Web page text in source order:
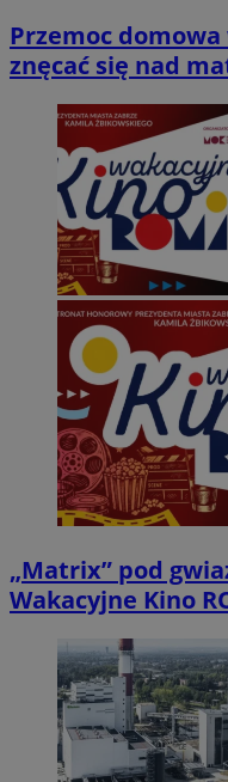
Przemoc
znęcać się nad
„Matrix” pod
Wakacyjne Kino